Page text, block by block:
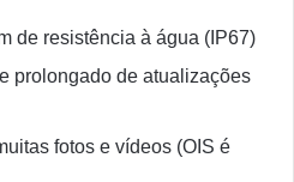
de resistência à água (IP67)
prolongado de atualizações
fotos e vídeos (OIS é